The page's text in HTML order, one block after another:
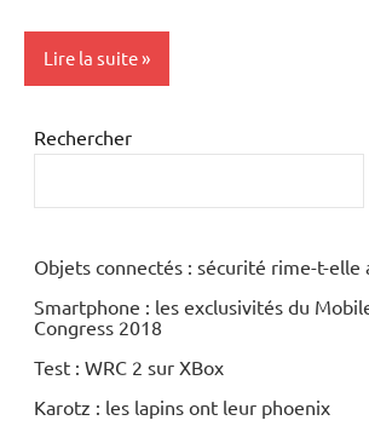
Lire la suite
Inclassables
Rechercher
Objets connectés : sécurité rime-t-elle
Smartphone : les exclusivités du
Congress 2018
Test : WRC 2 sur XBox
Karotz : les lapins ont leur phoenix